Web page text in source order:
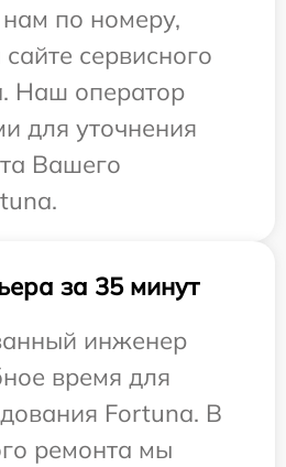
по номеру,
сервисного
Наш оператор
для уточнения
Вашего
за 35 минут
инженер
время для
Fortuna. В
ремонта мы